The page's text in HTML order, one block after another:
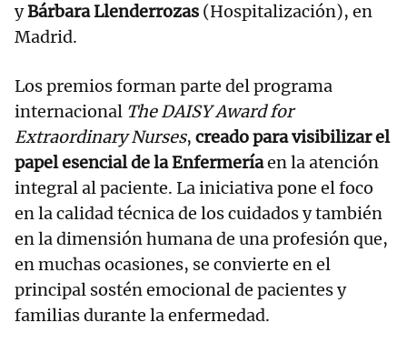
yBárbara Llenderrozas (Hospitalización), en
Madrid.
Los premios forman parte del programa
internacional The DAISY Award for
Extraordinary Nurses, creado para visibilizar el
papel esencial de la Enfermeríaen la atención
integral al paciente. La iniciativa pone el foco
en la calidad técnica de los cuidados y también
en la dimensión humana de una profesión que,
en muchas ocasiones, se convierte en el
principal sostén emocional de pacientes y
familias durante la enfermedad.